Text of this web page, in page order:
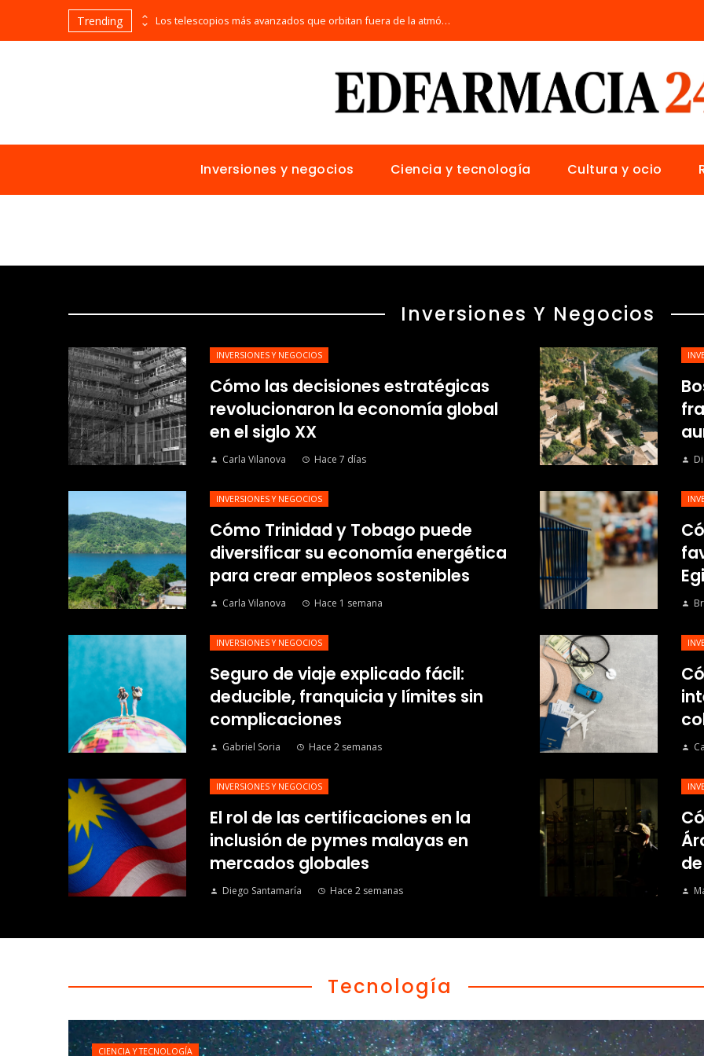
Trending Alimentos naturales con vitamina C para mejorar la reparación de tejidos y la salud general Los telescopios más avanzados que orbitan fuera de la atmósfera terrestre
Inversiones y negocios Ciencia y tecnología Cultura y ocio
Inversiones Y Negocios
INVERSIONES Y NEGOCIOS
Cómo las decisiones estratégicas
revolucionaron la economía global
en el siglo XX
Carla Vilanova Hace 7 días
INVERSIONES Y NEGOCIOS
Cómo Trinidad y Tobago puede
diversificar su economía energética
para crear empleos sostenibles
Carla Vilanova Hace 1 semana
INVERSIONES Y NEGOCIOS
Seguro de viaje explicado fácil:
deducible, franquicia y límites sin
complicaciones
Gabriel Soria Hace 2 semanas
INVERSIONES Y NEGOCIOS
El rol de las certificaciones en la
inclusión de pymes malayas en
mercados globales
Diego Santamaría Hace 2 semanas
Tecnología
CIENCIA Y TECNOLOGÍA